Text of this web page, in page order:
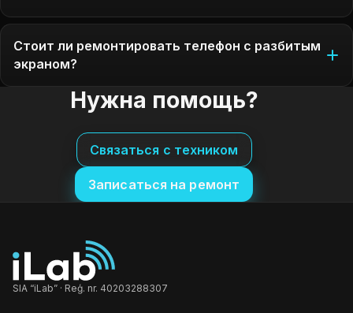
Стоит ли ремонтировать телефон с разбитым
экраном?
Нужна помощь?
Связаться с техником
Записаться на ремонт
SIA “iLab” · Reģ. nr. 40203288307